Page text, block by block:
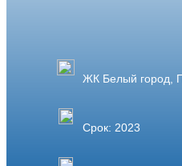
ЖК Белый город,
Срок: 2023